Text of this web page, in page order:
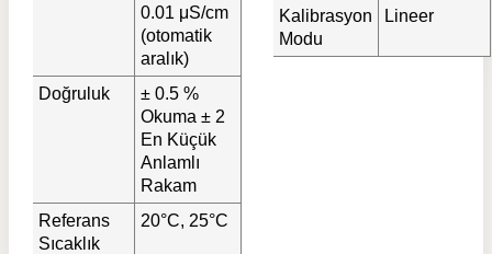
0.01 μS/cm
(otomatik
aralık)
Doğruluk
± 0.5 %
Okuma ± 2
En Küçük
Anlamlı
Rakam
Referans
Sıcaklık
20°C, 25°C
Kalibrasyon
Modu
Lineer